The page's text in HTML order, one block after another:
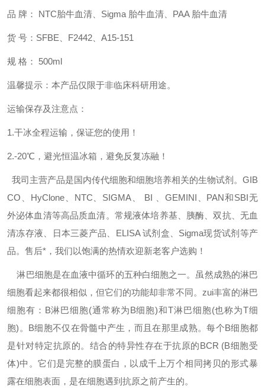
品 牌： NTC胎牛血清 、Sigma 胎牛血清、PAA 胎牛血清
货 号：SFBE F2442 、A15-151
规 格： 500ml
温馨提示：本产品仅限于非临床科研用途。
运输保存及注意点：
1.干冰全程运输，保证您的使用！
2.-20℃，避光恒温冰箱，避免反复冻融！
我司主营产品是国内传代细胞和细胞培养相关的生物试剂。GIB
CO、HyClone、NTC、SIGMA、 BI 、GEMINI、PAN和SBI无
外泌体血清等高品质血清。常规液体培养基、胰酶、双抗、无血
清冻存液、日本三菱产品、ELISA 试剂盒、Sigma现货试剂等产
品。售后*，我们以饱满的热情欢迎新老客户选购！
淋巴细胞是在血液中循环的五种白细胞之一。虽然成熟的淋巴
细胞看起来都很相似，但它们的功能却非常不同。 zui丰富的淋巴
细胞有：B淋巴细胞(通常称为B细胞)和T淋巴细胞(也称为T细
胞)。B细胞不仅在骨髓中产生，而且在那里成熟。每个B细胞都
是针对特定抗原的。结合的特异性存在于抗原的BCR (B细胞受
体)中。它们是完整的膜蛋白，以成千上万个相同拷贝的形式暴
露在细胞表面，是在细胞遇到抗原之前产生的。